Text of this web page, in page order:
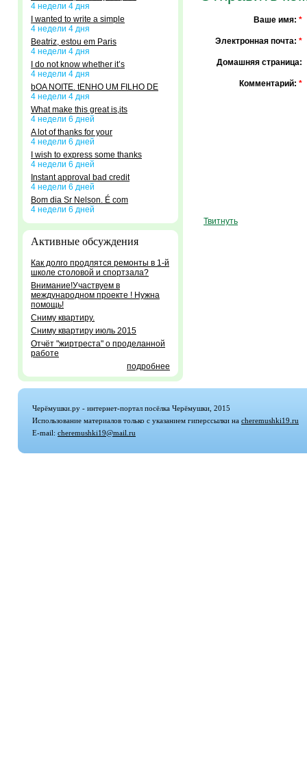
4 недели 4 дня
I wanted to write a simple
4 недели 4 дня
Beatriz, estou em Paris
4 недели 4 дня
I do not know whether it’s
4 недели 4 дня
bOA NOITE. tENHO UM FILHO DE
4 недели 4 дня
What make this great is,its
4 недели 6 дней
A lot of thanks for your
4 недели 6 дней
I wish to express some thanks
4 недели 6 дней
Instant approval bad credit
4 недели 6 дней
Bom dia Sr Nelson. É com
4 недели 6 дней
Активные обсуждения
Как долго продлятся ремонты в 1-й
школе столовой и спортзала?
Внимание!Участвуем в
международном проекте ! Нужна
помощь!
Сниму квартиру.
Сниму квартиру июль 2015
Отчёт "жиртреста" о проделанной
работе
подробнее
Ваше имя: *
Электронная почта: *
Домашняя страница:
Комментарий: *
Твитнуть
Черёмушки.ру - интернет-портал посёлка Черёмушки, 2015
Использование материалов только с указанием гиперссылки на cheremushki19.ru
E-mail: cheremushki19@mail.ru